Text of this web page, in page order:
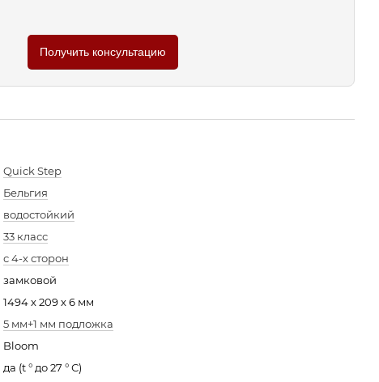
Получить консультацию
Quick Step
Бельгия
водостойкий
33 класс
с 4-х сторон
замковой
1494 х 209 х 6 мм
5 мм+1 мм подложка
Bloom
да (t ° до 27 ° С)